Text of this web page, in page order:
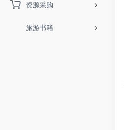
资源采购
旅游书籍